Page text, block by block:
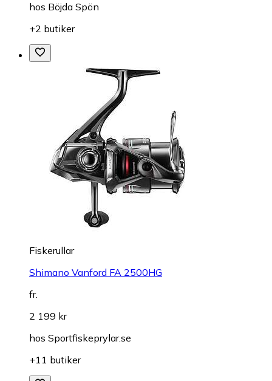
hos Böjda Spön
+2 butiker
Fiskerullar
Shimano Vanford FA 2500HG
fr.
2 199 kr
hos Sportfiskeprylar.se
+11 butiker